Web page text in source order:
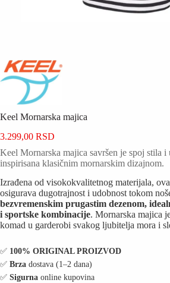
Keel Mornarska majica
3.299,00 RSD
Keel Mornarska majica savršen je spoj stila i
inspirisana klasičnim mornarskim dizajnom.
Izrađena od visokokvalitetnog materijala, ova
osigurava dugotrajnost i udobnost tokom
bezvremenskim prugastim dezenom,
i sportske kombinacije. Mornarska majica
komad u garderobi svakog ljubitelja mora i
✅️ 100% ORIGINAL PROIZVOD
✅️ Brza dostava (1–2 dana)
✅️ Sigurna online kupovina